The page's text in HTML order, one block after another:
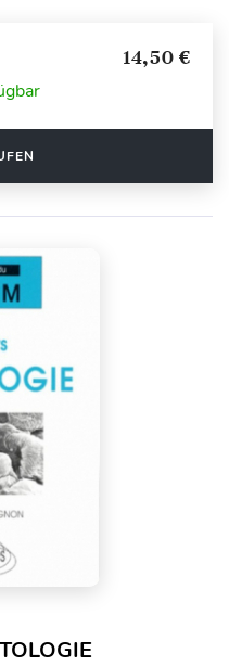
14,50 €